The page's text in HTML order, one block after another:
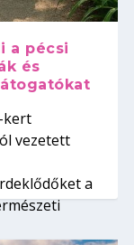
a pécsi
és
kert
vezetett
a